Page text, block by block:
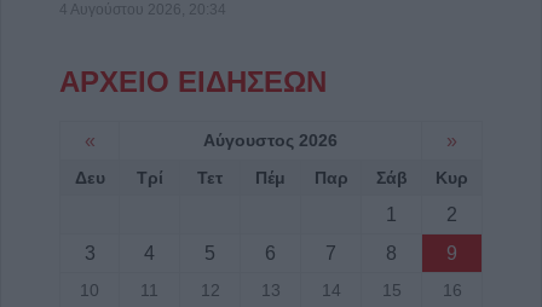
4 Αυγούστου 2026, 20:34
ΑΡΧΕΙΟ ΕΙΔΗΣΕΩΝ
« Αύγουστος 2026 »
Δευ Τρί Τετ Πέμ Παρ Σάβ Κυρ
1
2
3
4 5 6 7 8 9
10 11 12 13 14 15
16